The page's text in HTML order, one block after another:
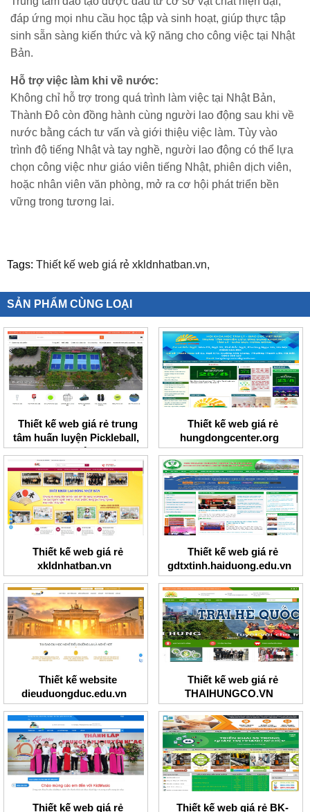
đáp ứng mọi nhu cầu học tập và sinh hoạt, giúp thực tập
sinh sẵn sàng kiến thức và kỹ năng cho công việc tại Nhật
Bản.
Hỗ trợ việc làm khi về nước:
Không chỉ hỗ trợ trong quá trình làm việc tại Nhật Bản,
Thành Đô còn đồng hành cùng người lao động sau khi về
nước bằng cách tư vấn và giới thiệu việc làm. Tùy vào
trình độ tiếng Nhật và tay nghề, người lao động có thể lựa
chọn công việc như giáo viên tiếng Nhật, phiên dịch viên,
hoặc nhân viên văn phòng, mở ra cơ hội phát triển bền
vững trong tương lai.
Tags: Thiết kế web giá rẻ xkldnhatban.vn,
SẢN PHẨM CÙNG LOẠI
Thiết kế web giá rẻ trung
tâm huấn luyện Pickleball,
Tennis I Việt Nam
Thiết kế web giá rẻ
hungdongcenter.org
Thiết kế web giá rẻ
xkldnhatban.vn
Thiết kế web giá rẻ
gdtxtinh.haiduong.edu.vn
Thiết kế website
dieuduongduc.edu.vn
Thiết kế web giá rẻ
THAIHUNGCO.VN
Thiết kế web giá rẻ
Thiết kế web giá rẻ BK-